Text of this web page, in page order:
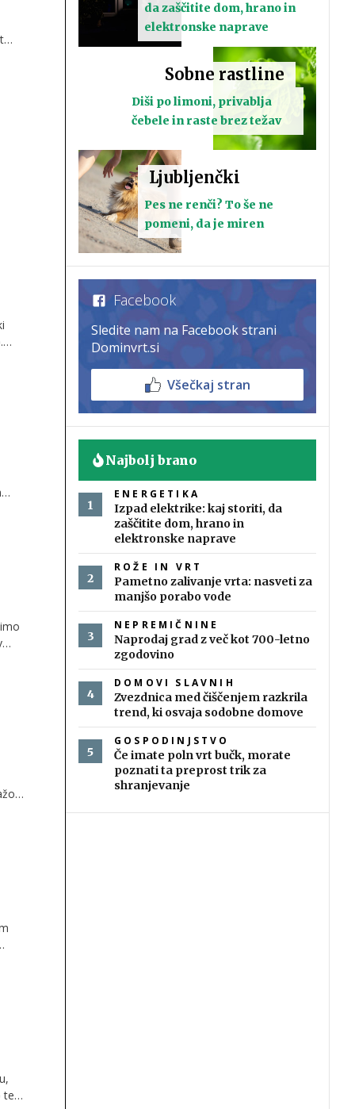
te
da zaščitite dom, hrano in
elektronske naprave
Sobne rastline
Diši po limoni, privablja
čebele in raste brez težav
Ljubljenčki
Pes ne renči? To še ne
pomeni, da je miren
Facebook
Sledite nam na Facebook strani
Dominvrt.si
Všečkaj stran
Najbolj brano
ENERGETIKA
Izpad elektrike: kaj storiti, da
zaščitite dom, hrano in
elektronske naprave
ROŽE IN VRT
Pametno zalivanje vrta: nasveti za
manjšo porabo vode
NEPREMIČNINE
Naprodaj grad z več kot 700-letno
zgodovino
DOMOVI SLAVNIH
Zvezdnica med čiščenjem razkrila
trend, ki osvaja sodobne domove
GOSPODINJSTVO
Če imate poln vrt bučk, morate
poznati ta preprost trik za
shranjevanje